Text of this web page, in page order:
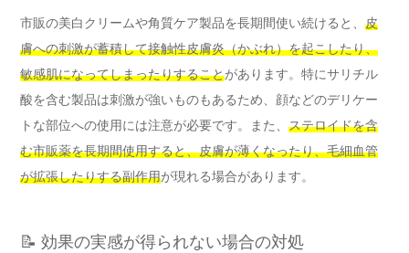
市販の美白クリームや角質ケア製品を長期間使い続けると、 皮
膚への刺激が蓄積して接触性皮膚炎（かぶれ）を起こしたり、
敏感肌になってしまったりすることがあります。特にサリチル
酸を含む製品は刺激が強いものもあるため、顔などのデリケー
トな部位への使用には注意が必要です。また、 ステロイドを含
む市販薬を長期間使用すると、皮膚が薄くなったり、毛細血管
が拡張したりする副作用が現れる場合があります。
📝 効果の実感が得られない場合の対処